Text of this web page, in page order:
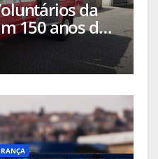
da
150 anos de
a
da